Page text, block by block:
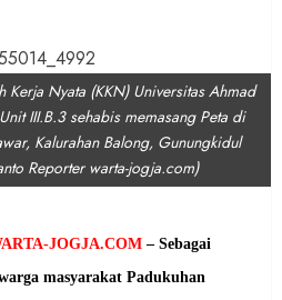
Kerja Nyata (KKN) Universitas Ahmad
III.B.3 sehabis memasang Peta di
Kalurahan Balong, Gunungkidul
Reporter warta-jogja.com)
JOGJA.COM – Sebagai
masyarakat Padukuhan